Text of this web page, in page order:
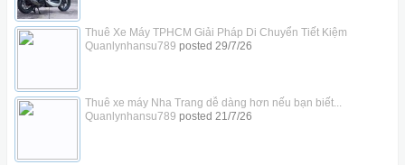
Thuê Xe Máy TPHCM Giải Pháp Di Chuyển Tiết Kiệm
Quanlynhansu789 posted 29/7/26
Thuê xe máy Nha Trang dễ dàng hơn nếu bạn biết...
Quanlynhansu789 posted 21/7/26